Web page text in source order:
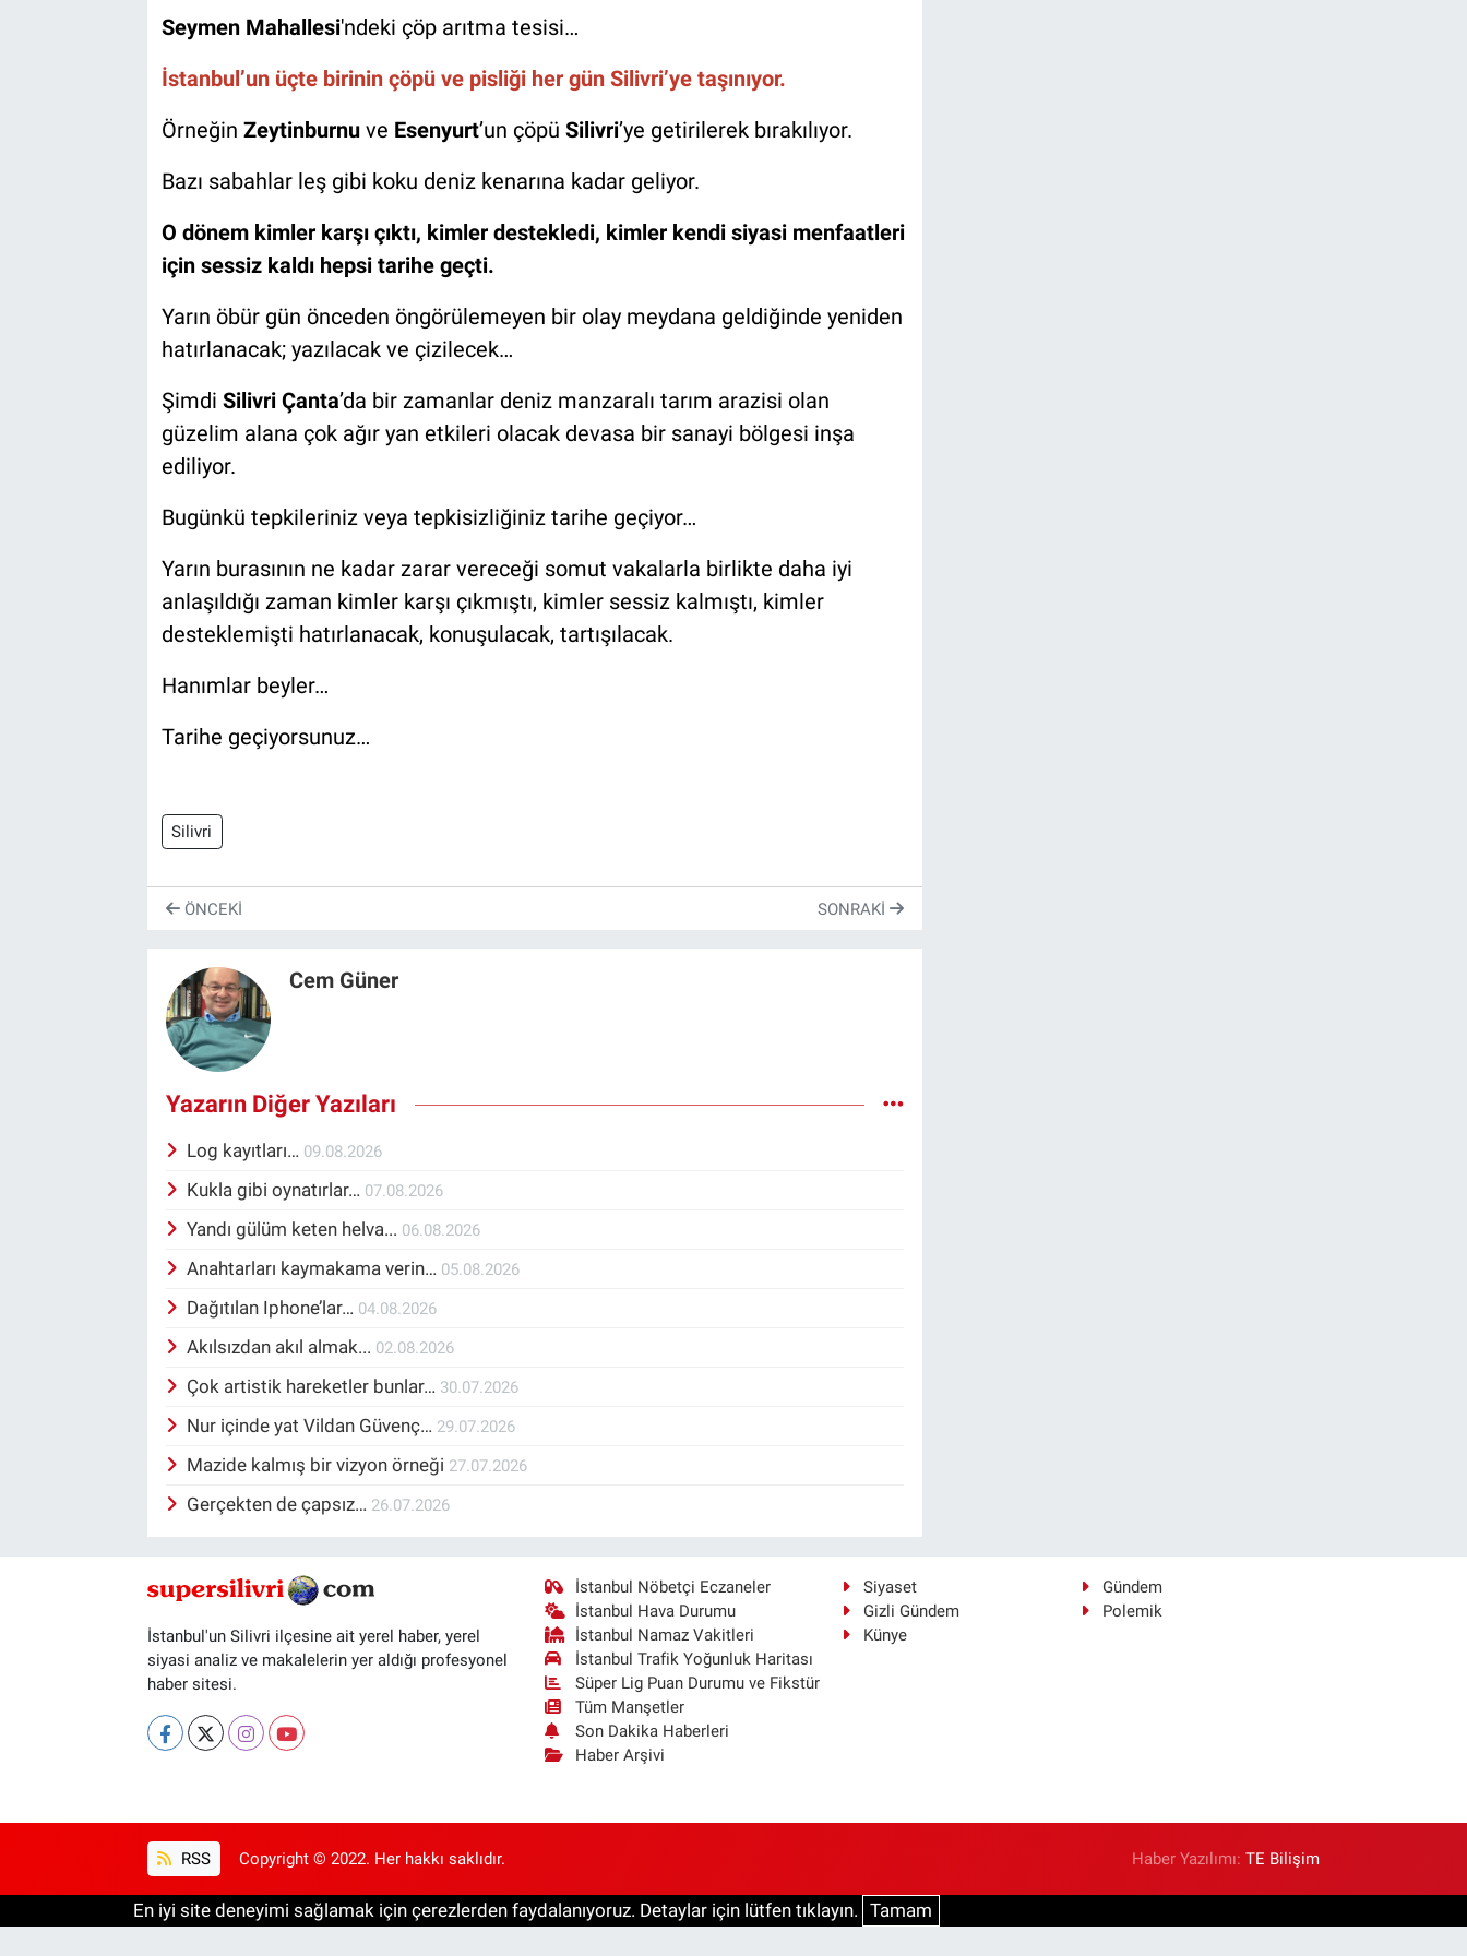
Seymen Mahallesi'ndeki çöp arıtma tesisi…
İstanbul’un üçte birinin çöpü ve pisliği her gün Silivri’ye taşınıyor.
Örneğin Zeytinburnuve Esenyurt’un çöpü Silivri’ye getirilerek bırakılıyor.
Bazı sabahlar leş gibi koku deniz kenarına kadar geliyor.
O dönem kimler karşı çıktı, kimler destekledi, kimler kendi siyasi menfaatleri
için sessiz kaldı hepsi tarihe geçti.
Yarın öbür gün önceden öngörülemeyen bir olay meydana geldiğinde yeniden
hatırlanacak; yazılacak ve çizilecek…
Şimdi Silivri Çanta’da bir zamanlar deniz manzaralı tarım arazisi olan
güzelim alana çok ağır yan etkileri olacak devasa bir sanayi bölgesi inşa
ediliyor.
Bugünkü tepkileriniz veya tepkisizliğiniz tarihe geçiyor…
Yarın burasının ne kadar zarar vereceği somut vakalarla birlikte daha iyi
anlaşıldığı zaman kimler karşı çıkmıştı, kimler sessiz kalmıştı, kimler
desteklemişti hatırlanacak, konuşulacak, tartışılacak.
Hanımlar beyler…
Tarihe geçiyorsunuz…
Silivri
ÖNCEKI SONRAKI
Cem Güner
Yazarın Diğer Yazıları
Log kayıtları… 09.08.2026
Kukla gibi oynatırlar… 07.08.2026
Yandı gülüm keten helva... 06.08.2026
Anahtarları kaymakama verin… 05.08.2026
Dağıtılan Iphone’lar… 04.08.2026
Akılsızdan akıl almak... 02.08.2026
Çok artistik hareketler bunlar… 30.07.2026
Nur içinde yat Vildan Güvenç… 29.07.2026
Mazide kalmış bir vizyon örneği 27.07.2026
Gerçekten de çapsız… 26.07.2026
İstanbul'un Silivri ilçesine ait yerel haber, yerel
siyasi analiz ve makalelerin yer aldığı profesyonel
haber sitesi.
İstanbul Nöbetçi Eczaneler
İstanbul Hava Durumu
İstanbul Namaz Vakitleri
İstanbul Trafik Yoğunluk Haritası
Süper Lig Puan Durumu ve Fikstür
Tüm Manşetler
Son Dakika Haberleri
Haber Arşivi
Siyaset
Gündem
Gizli Gündem
Polemik
Künye
RSS Copyright © 2022. Her hakkı saklıdır. Haber Yazılımı:TE Bilişim
En iyi site deneyimi sağlamak için çerezlerden faydalanıyoruz. Detaylar için lütfen tıklayın. Tamam